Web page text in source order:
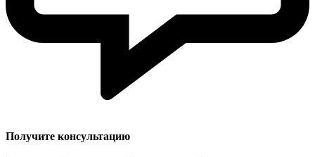
Получите консультацию